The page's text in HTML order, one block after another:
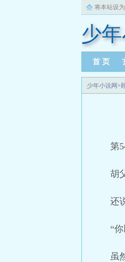
将本站设
少
首 页
少年小说网>
第
胡
还
“
虽